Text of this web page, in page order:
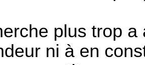
plus trop
ni à en